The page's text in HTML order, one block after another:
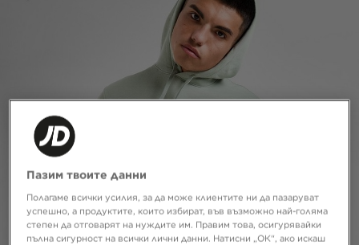
Пазим твоите данни
Полагаме всички усилия, за да може клиентите ни да пазаруват
успешно, а продуктите, които избират, във възможно най-голяма
степен да отговарят на нуждите им. Правим това, осигурявайки
пълна сигурност на всички лични данни. Натисни „ОК“, ако искаш